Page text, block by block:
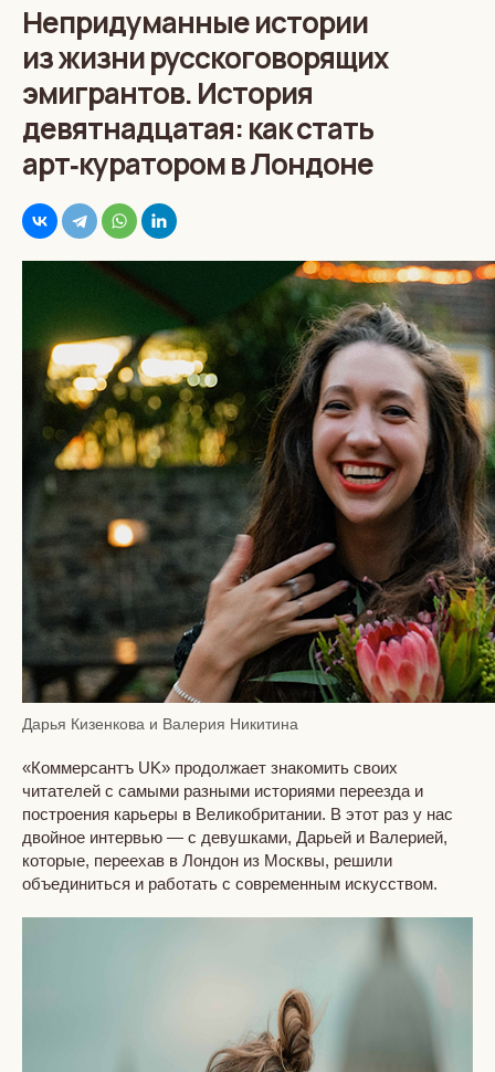
Непридуманные истории
из жизни русскоговорящих
эмигрантов. История
девятнадцатая: как стать
арт‑куратором в Лондоне
Дарья Кизенкова и Валерия Никитина
«Коммерсантъ UK» продолжает знакомить своих
читателей с самыми разными историями переезда и
построения карьеры в Великобритании. В этот раз у нас
двойное интервью — с девушками, Дарьей и Валерией,
которые, переехав в Лондон из Москвы, решили
объединиться и работать с современным искусством.